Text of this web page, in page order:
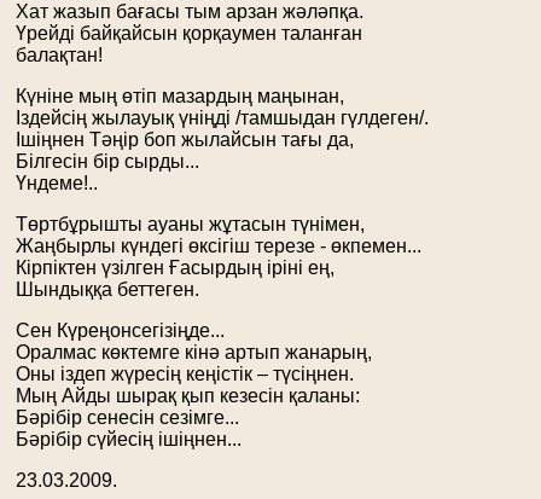
Хат жазып бағасы тым арзан жәләпқа.
Үрейді байқайсын қорқаумен таланған
балақтан!
Күніне мың өтіп мазардың маңынан,
Іздейсің жылауық үніңді /тамшыдан гүлдеген/.
Ішіңнен Тәңір боп жылайсын тағы да,
Білгесін бір сырды...
Үндеме!..
Төртбұрышты ауаны жұтасын түнімен,
Жаңбырлы күндегі өксігіш терезе - өкпемен...
Кірпіктен үзілген Ғасырдың іріні ең,
Шындыққа беттеген.
Сен Күреңонсегізіңде...
Оралмас көктемге кінә артып жанарың,
Оны іздеп жүресің кеңістік – түсіңнен.
Мың Айды шырақ қып кезесін қаланы:
Бәрібір сенесін сезімге...
Бәрібір сүйесің ішіңнен...
23.03.2009.